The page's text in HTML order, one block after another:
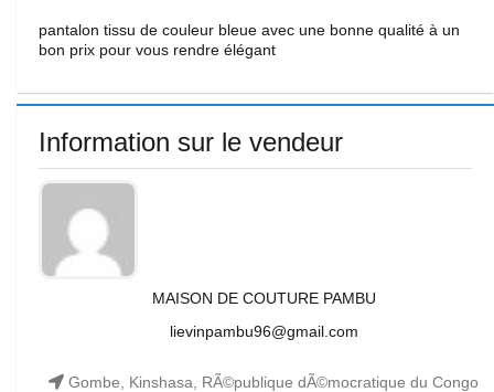
pantalon tissu de couleur bleue avec une bonne qualité à un
bon prix pour vous rendre élégant
Information sur le vendeur
MAISON DE COUTURE PAMBU
lievinpambu96@gmail.com
Gombe, Kinshasa, RÃ©publique dÃ©mocratique du Congo